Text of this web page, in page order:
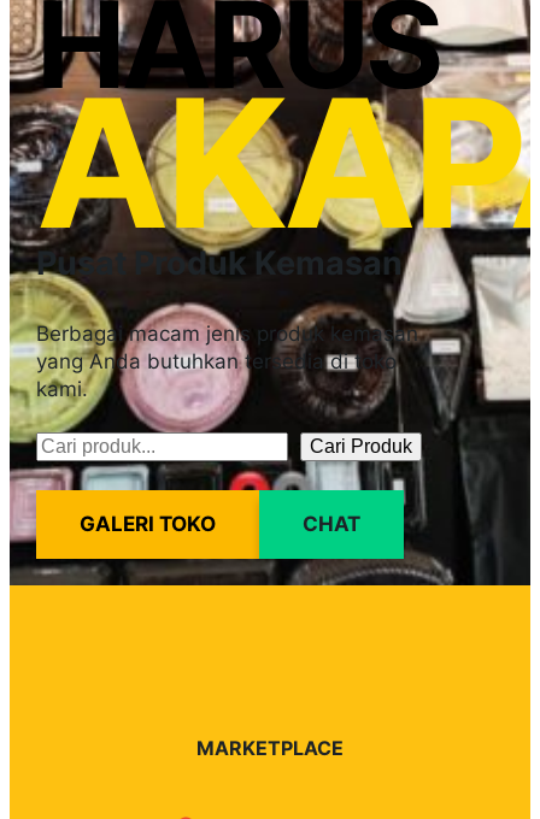
HARUS
Pusat Produk Kemasan
Berbagai macam jenis produk kemasan
yang Anda butuhkan tersedia di toko
kami.
Pencarian Cari Produk
GALERI TOKO CHAT
MARKETPLACE